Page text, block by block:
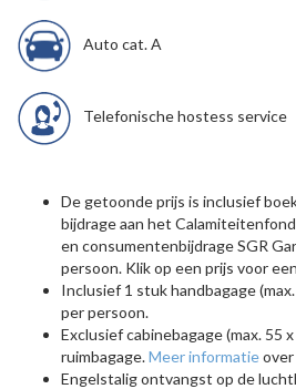
Auto cat. A
Telefonische hostess service
De getoonde prijs is inclusief
bijdrage aan het
en consumentenbijdrage SGR
persoon. Klik op een prijs voor
Inclusief 1 stuk handbagage
per persoon.
Exclusief cabinebagage (max. 55
ruimbagage.Meer informatie
Engelstalig ontvangst op de